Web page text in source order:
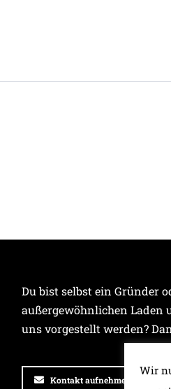
Du bist selbst ein Gründer
außergewöhnlichen Laden
uns vorgestellt werden?
Kontakt aufnehmen
Wir